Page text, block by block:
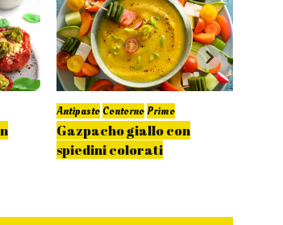
AntipastoContornoPrimo
Gazpacho giallo con
spiedini colorati